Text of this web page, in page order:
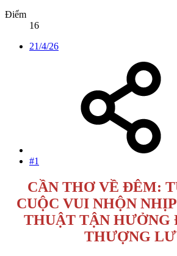
Điểm
16
21/4/26
#1
CẦN THƠ VỀ ĐÊM:
CUỘC VUI NHỘN
THUẬT TẬN HƯỞNG
THƯỢNG